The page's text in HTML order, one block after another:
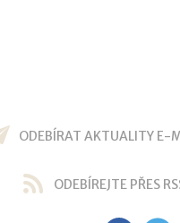
ODEBÍRAT AKTUALITY E-
ODEBÍREJTE PŘES